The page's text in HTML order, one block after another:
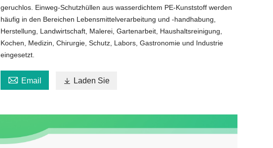
geruchlos. Einweg-Schutzhüllen aus wasserdichtem PE-Kunststoff werden
häufig in den Bereichen Lebensmittelverarbeitung und -handhabung,
Herstellung, Landwirtschaft, Malerei, Gartenarbeit, Haushaltsreinigung,
Kochen, Medizin, Chirurgie, Schutz, Labors, Gastronomie und Industrie
eingesetzt.
 Email  Laden Sie